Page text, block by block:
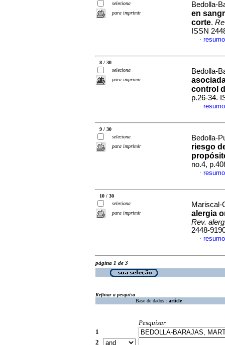
seleciona
para imprimir
Bedolla-
en
corte.
ISSN
·
8 / 30
seleciona
para imprimir
Bedolla-
control
p.26-34.
·
9 / 30
seleciona
para imprimir
Bedolla-
riesgo
no.4,
·
10 / 30
seleciona
para imprimir
Mariscal-
alergia
Rev.
2448-
·
página 1 de 3
Refinar a pesquisa
Base de dados : article
Pesquisar
1
2